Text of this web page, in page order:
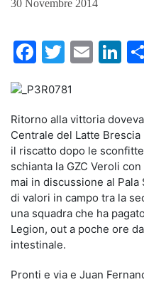
30 Novembre 2014
Facebook
Twitter
Ritorno alla vittoria
Centrale del Latte Brescia
il riscatto dopo le
schianta la GZC Veroli
mai in discussione al
di valori in campo tra la
una squadra che ha
Legion, out a poche ore
intestinale.
Pronti e via e Juan